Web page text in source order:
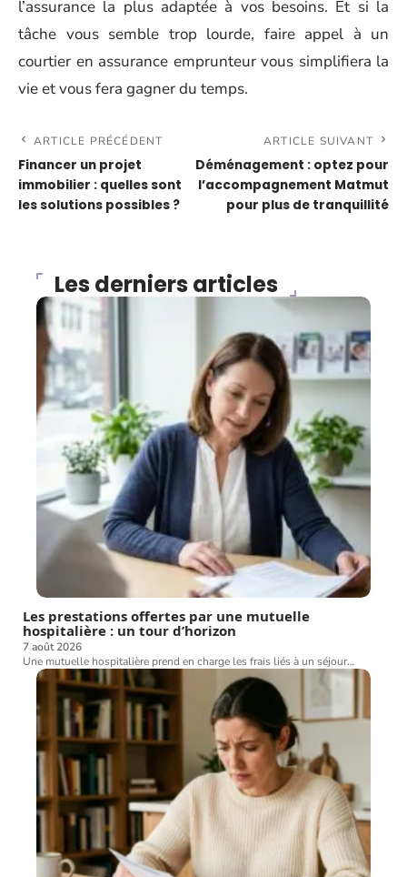
l’assurance la plus adaptée à vos besoins. Et si la
tâche vous semble trop lourde, faire appel à un
courtier en assurance emprunteur vous simplifiera la
vie et vous fera gagner du temps.
ARTICLE PRÉCÉDENT
Financer un projet
immobilier : quelles sont
les solutions possibles ?
ARTICLE SUIVANT
Déménagement : optez pour
l’accompagnement Matmut
pour plus de tranquillité
Les derniers articles
Les prestations offertes par une mutuelle
hospitalière : un tour d’horizon
7 août 2026
Une mutuelle hospitalière prend en charge les frais liés à un séjour…